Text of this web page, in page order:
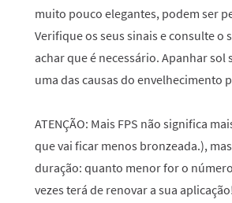
muito pouco elegantes, podem ser
Verifique os seus sinais e consulte o
achar que é necessário. Apanhar sol
uma das causas do envelhecimento
ATENÇÃO: Mais FPS não significa
que vai ficar menos bronzeada.),
duração: quanto menor for o
vezes terá de renovar a sua